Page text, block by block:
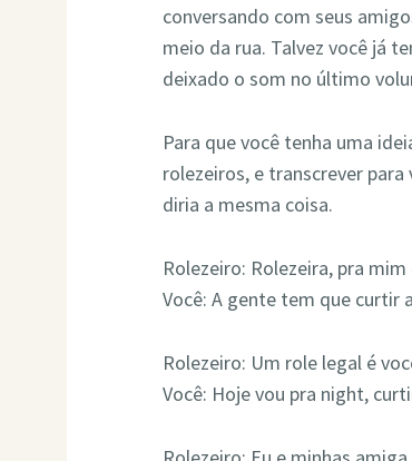
conversando com seus
meio da rua. Talvez você já
deixado o som no último
Para que você tenha uma
rolezeiros, e transcrever
diria a mesma coisa.
Rolezeiro: Rolezeira, pra
Você: A gente tem que curtir
Rolezeiro: Um role legal é
Você: Hoje vou pra night,